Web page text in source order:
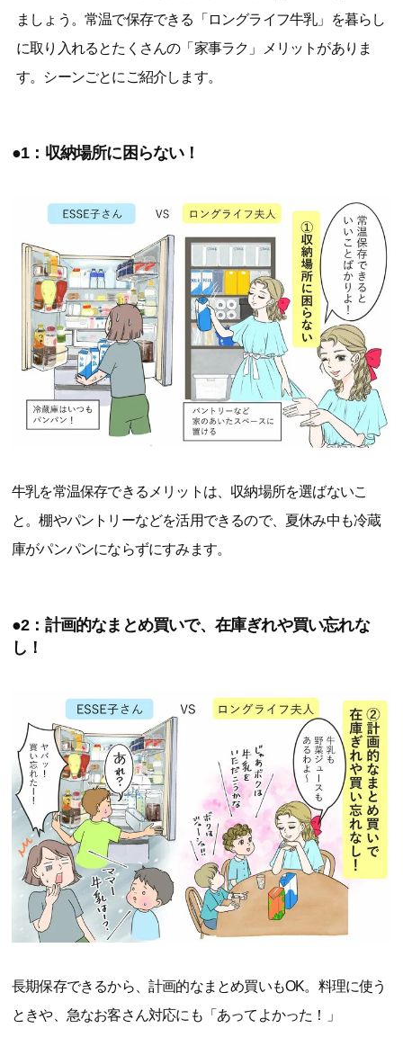
ましょう。常温で保存できる「ロングライフ牛乳」を暮らし
に取り入れるとたくさんの「家事ラク」メリットがありま
す。シーンごとにご紹介します。
●1：収納場所に困らない！
牛乳を常温保存できるメリットは、収納場所を選ばないこ
と。棚やパントリーなどを活用できるので、夏休み中も冷蔵
庫がパンパンにならずにすみます。
●2：計画的なまとめ買いで、在庫ぎれや買い忘れな
し！
長期保存できるから、計画的なまとめ買いもOK。料理に使う
ときや、急なお客さん対応にも「あってよかった！」